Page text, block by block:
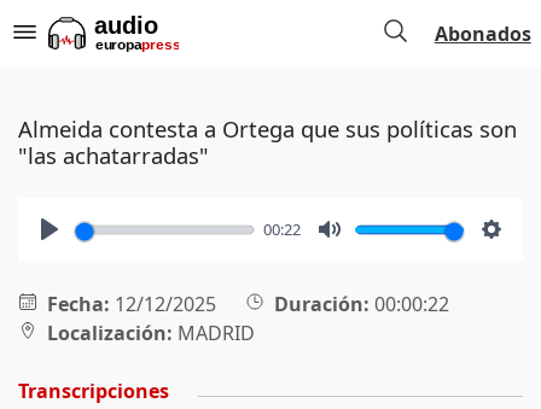
Abonados
Almeida contesta a Ortega que sus políticas son
"las achatarradas"
00:22
Fecha: 12/12/2025 Duración: 00:00:22
Localización: MADRID
Transcripciones